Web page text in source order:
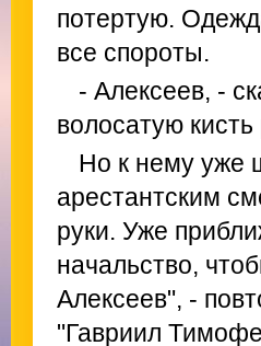
потертую.
все спороты.
- Алексеев, -
волосатую
Но к нему уже
арестантским
руки. Уже
начальство,
Алексеев", -
"Гавриил